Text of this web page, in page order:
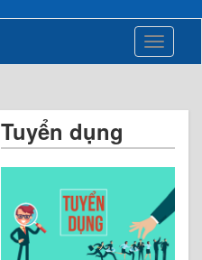
Toggle
Tuyển dụng